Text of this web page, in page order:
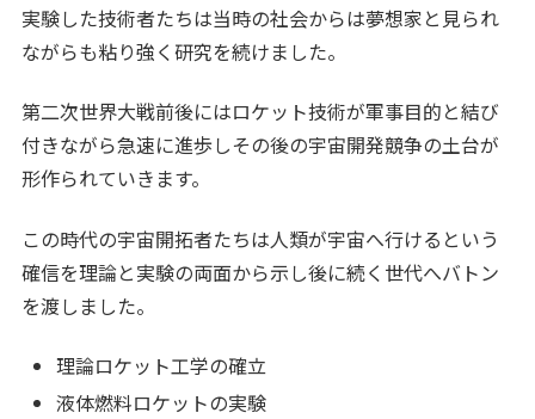
実験した技術者たちは当時の社会からは夢想家と見られ
ながらも粘り強く研究を続けました。
第二次世界大戦前後にはロケット技術が軍事目的と結び
付きながら急速に進歩しその後の宇宙開発競争の土台が
形作られていきます。
この時代の宇宙開拓者たちは人類が宇宙へ行けるという
確信を理論と実験の両面から示し後に続く世代へバトン
を渡しました。
理論ロケット工学の確立
液体燃料ロケットの実験